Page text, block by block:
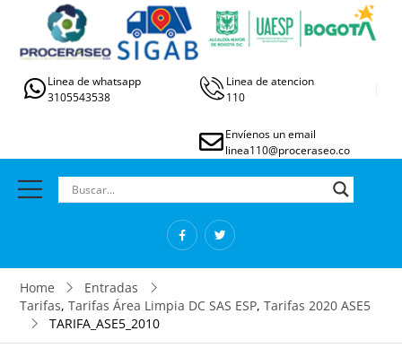
Linea de whatsapp
3105543538
Linea de atencion
110
Envíenos un email
linea110@proceraseo.co
Home
Entradas
Tarifas, Tarifas Área Limpia DC SAS ESP, Tarifas 2020 ASE5
TARIFA_ASE5_2010